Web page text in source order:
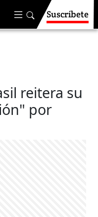
Suscríbete
reitera su
por